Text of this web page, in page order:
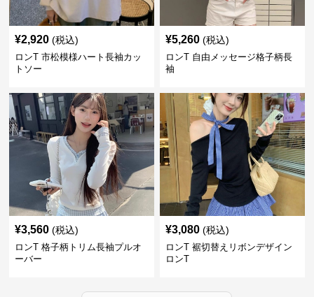
¥2,920 (税込)
ロンT 市松模様ハート長袖カッ
トソー
¥5,260 (税込)
ロンT 自由メッセージ格子柄長
袖
¥3,560 (税込)
ロンT 格子柄トリム長袖プルオ
ーバー
¥3,080 (税込)
ロンT 裾切替えリボンデザイン
ロンT